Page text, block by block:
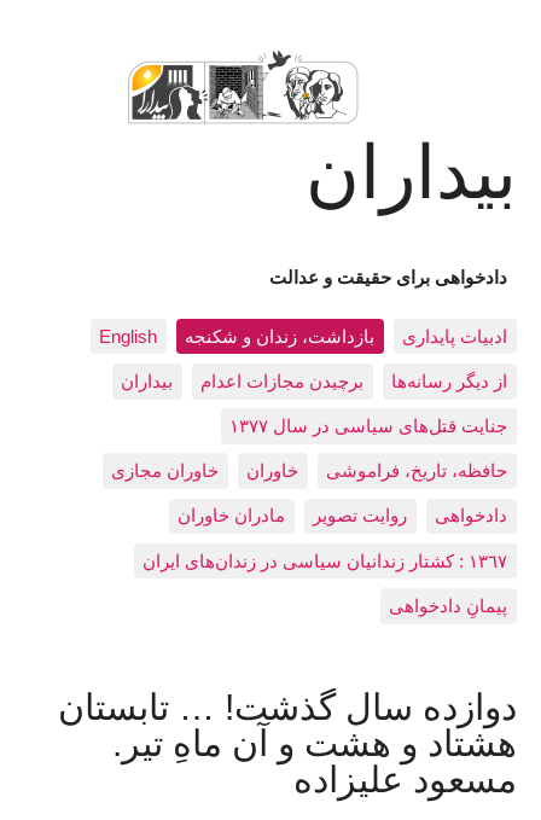
بیداران
دادخواهی برای حقیقت و عدالت
ادبيات پايداری بازداشت، زندان و شکنجه English
از دیگر رسانه‌ها برچیدن مجازات اعدام بيداران
جنایت قتل‌های سیاسی در سال ۱۳۷۷
حافظه، تاريخ، فراموشی خاوران خاوران مجازی
دادخواهی روایت تصویر مادران خاوران
١٣٦٧ : کشتار زندانيان سياسی در زندان‌های ایران
پیمانِ دادخواهی
دوازده سال گذشت! … تابستان
هشتاد و هشت و آن ماهِ تیر.
مسعود عليزاده